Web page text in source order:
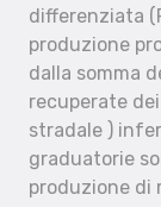
differenziata
produzione
dalla somma
recuperate
stradale )
graduatorie
produzione di